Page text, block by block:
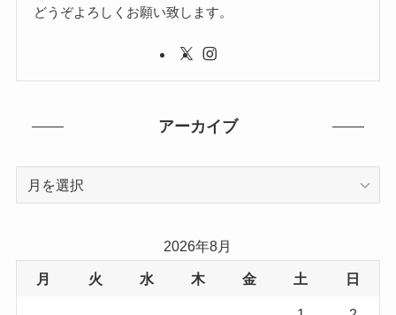
どうぞよろしくお願い致します。
アーカイブ
ブ
2026年8月
月 火 水 木 金 土 日